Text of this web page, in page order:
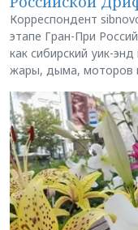
Корреспондент
этапе Гран-При
как сибирский уик-
жары, дыма, моторов